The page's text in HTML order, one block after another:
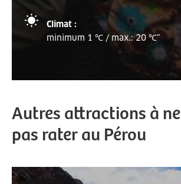
Climat :
minimum 1 ℃ / max.: 20 ℃"
Autres attractions à ne
pas rater au Pérou